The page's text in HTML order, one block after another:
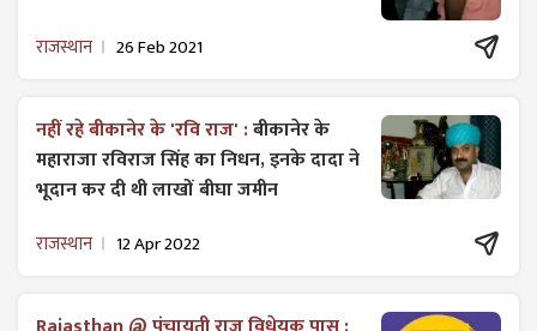
राजस्थान 26 Feb 2021
नहीं रहे बीकानेर के 'रवि राज' :बीकानेर के
महाराजा रविराज सिंह का निधन, इनके दादा ने
भूदान कर दी थी लाखों बीघा जमीन
राजस्थान 12 Apr 2022